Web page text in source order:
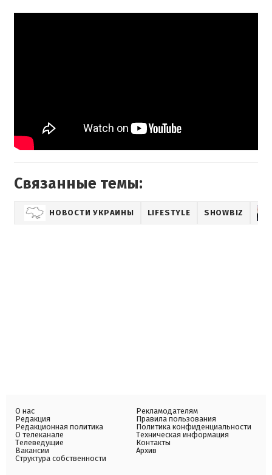
Связанные темы:
НОВОСТИ УКРАИНЫ LIFESTYLE SHOWBIZ
О нас
Редакция
Редакционная политика
О телеканале
Телеведущие
Вакансии
Структура собственности
Рекламодателям
Правила пользования
Политика конфиденциальности
Техническая информация
Контакты
Архив